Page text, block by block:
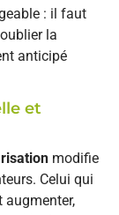
: il faut
la
anticipé
et
modifie
Celui qui
augmenter,